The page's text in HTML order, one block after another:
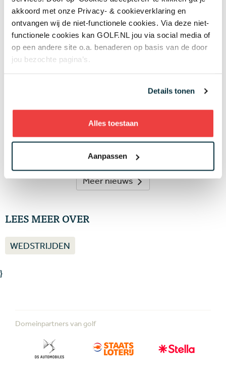
akkoord met onze Privacy- & cookieverklaring en
ontvangen wij de niet-functionele cookies. Via deze niet-
functionele cookies kan GOLF.NL jou via social media of
op een andere site o.a. benaderen op basis van de door
jou bezochte pagina’s.
Details tonen
Alles toestaan
Aanpassen
Laatste nieuws
Wisselbeker van jeugdtour gevonden in
kringloopwinkel: 'Er kwam een enorme
Plots goed nieuws voor LIV Golf: de spelers
nieuwe investeerder
'Mag ik nog steeds drie minuten zoeken als we
het op de tee al eens zijn dat mijn bal in de
Meer nieuws
LEES MEER OVER
WEDSTRIJDEN
}
Domeinpartners van golf